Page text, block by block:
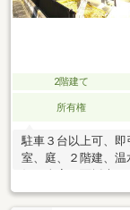
2階建て
所有権
駐車３台以上可、
室、庭、２階建、